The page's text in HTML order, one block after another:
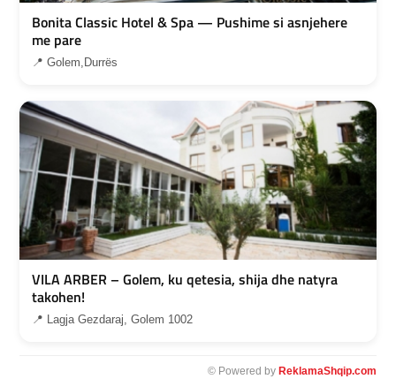
Bonita Classic Hotel & Spa — Pushime si asnjehere
me pare
📍 Golem,Durrës
VILA ARBER – Golem, ku qetesia, shija dhe natyra
takohen!
📍 Lagja Gezdaraj, Golem 1002
© Powered by ReklamaShqip.com